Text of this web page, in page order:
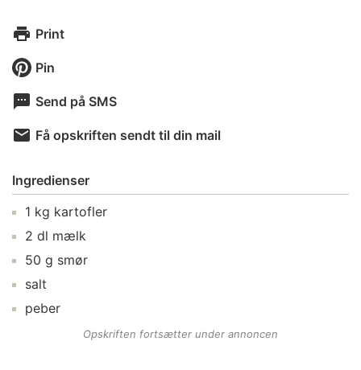
Print
Pin
Send på SMS
Få opskriften sendt til din mail
Ingredienser
1 kg kartofler
2 dl mælk
50 g smør
salt
peber
Opskriften fortsætter under annoncen